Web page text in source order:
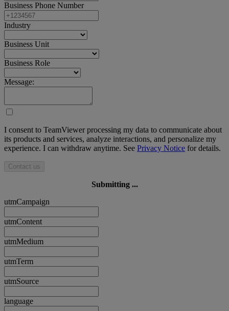
Business Phone Number
Industry
Business Unit
Business Role
Message:
I consent to TeamViewer processing my data to communicate about
its products and services, analyze interactions, and personalize my
experience. I can withdraw anytime. See Privacy Notice for details.
Contact us
Submitting ...
utmCampaign
utmContent
utmMedium
utmTerm
utmSource
language